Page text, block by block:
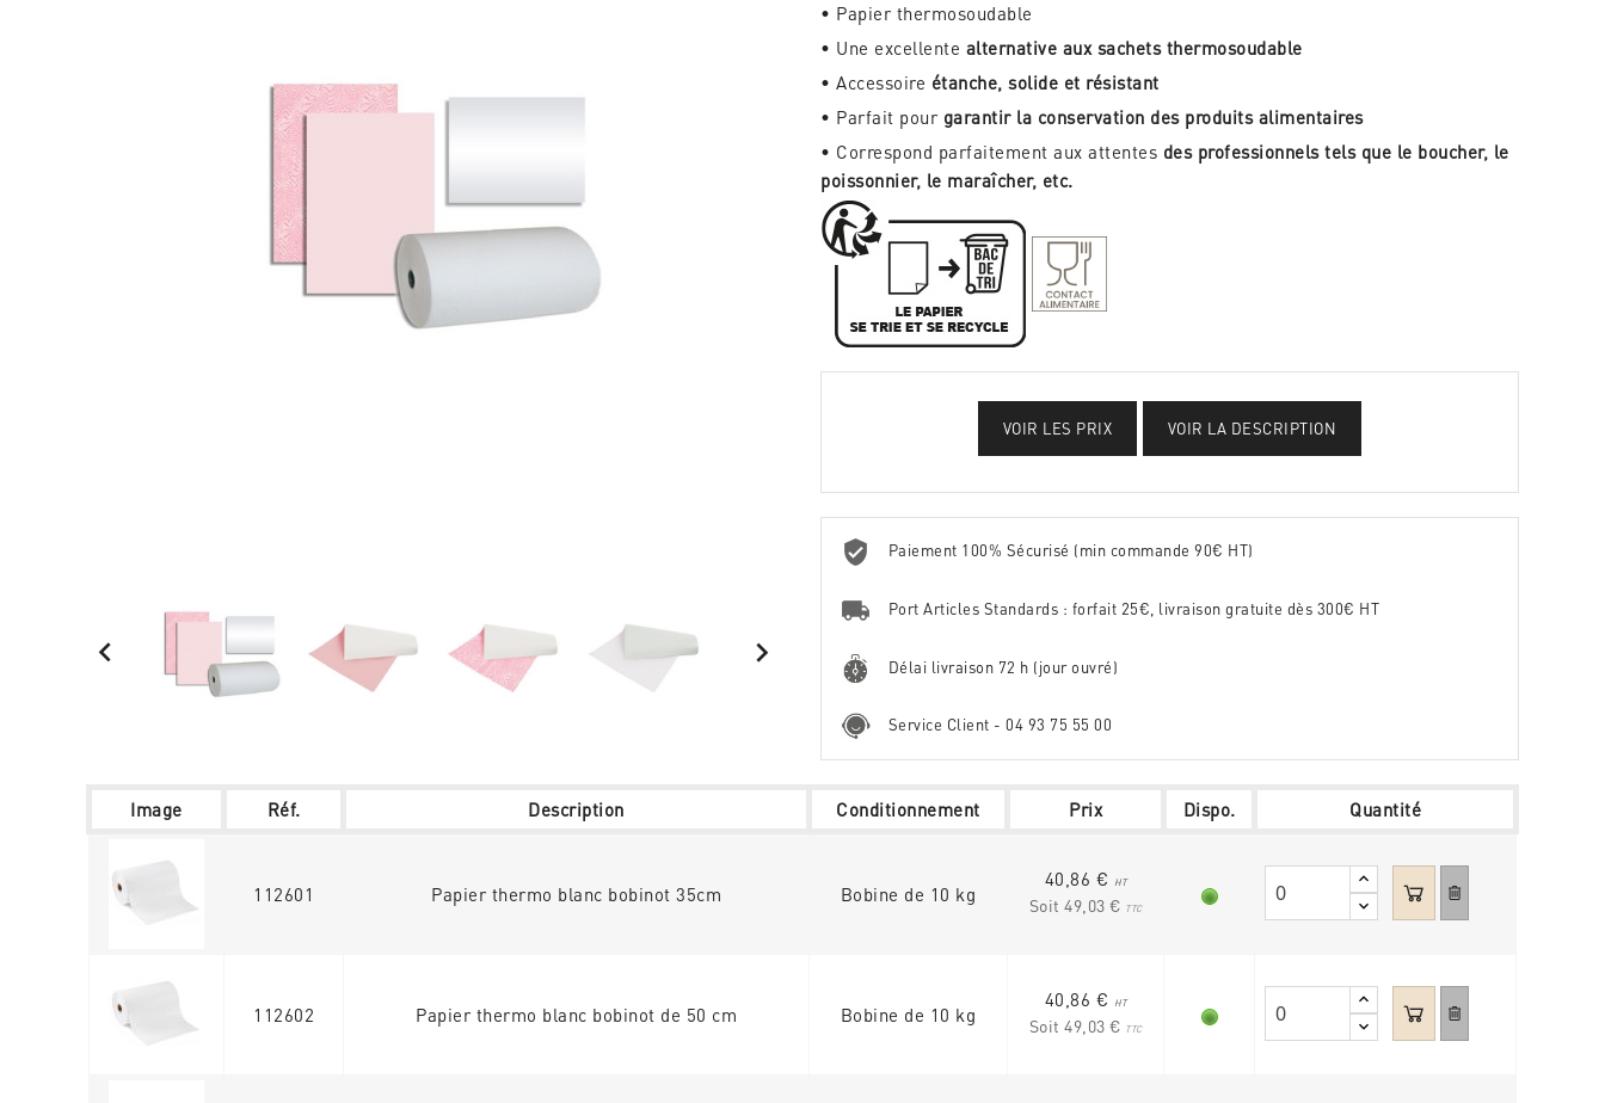
 
• Papier thermosoudable
• Une excellente alternative aux sachets thermosoudable
• Accessoire étanche, solide et résistant
• Parfait pour garantir la conservation des produits alimentaires
• Correspond parfaitement aux attentes des professionnels tels que le boucher, le
poissonnier, le maraîcher, etc.
VOIR LES PRIX VOIR LA DESCRIPTION
Paiement 100% Sécurisé (min commande 90€ HT)
Port Articles Standards : forfait 25€, livraison gratuite dès 300€ HT
Délai livraison 72 h (jour ouvré)
Service Client - 04 93 75 55 00
Image Réf. Description Conditionnement Prix Dispo. Quantité
112601 Papier thermo blanc bobinot 35cm Bobine de 10 kg
40,86 € HT
Soit 49,03 € TTC
112602 Papier thermo blanc bobinot de 50 cm Bobine de 10 kg
40,86 € HT
Soit 49,03 € TTC